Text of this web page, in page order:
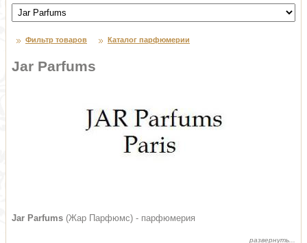
Фильтр товаров Каталог парфюмерии
Jar Parfums
Jar Parfums (Жар Парфюмс) - парфюмерия